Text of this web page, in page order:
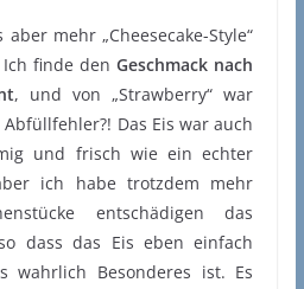
aber mehr „Cheesecake-Style“
Ich finde denGeschmack nach
, und von „Strawberry“ war
Das Eis war auch
und frisch wie ein echter
ich habe trotzdem mehr
entschädigen das
dass das Eis eben einfach
wahrlich Besonderes ist. Es